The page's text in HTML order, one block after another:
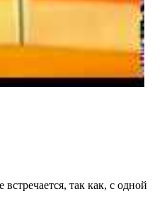
так как, с одной